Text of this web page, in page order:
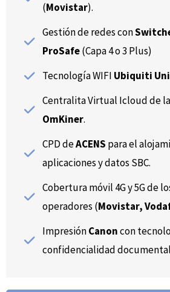
(Movistar).
Gestión de redes con
ProSafe(Capa 4 o 3 Plus)
Tecnología WIFI Ubiquiti
Centralita Virtual Icloud de
OmKiner.
CPD deACENS para el
aplicaciones y datos SBC.
Cobertura móvil 4G y 5G de
operadores (Movistar,
ImpresiónCanoncon
confidencialidad